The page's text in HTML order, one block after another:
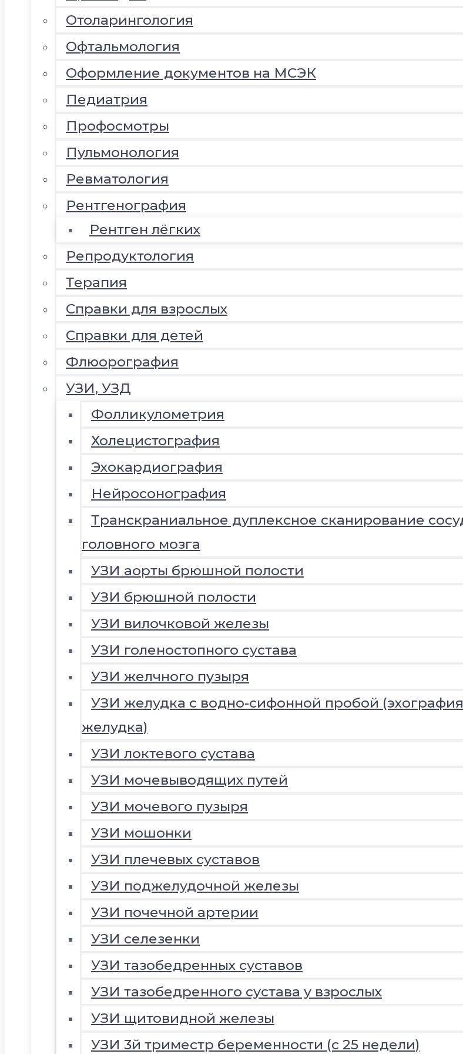
Отоларингология
Офтальмология
Оформление документов на МСЭК
Педиатрия
Профосмотры
Пульмонология
Ревматология
Рентгенография
Рентген лёгких
Репродуктология
Терапия
Справки для взрослых
Справки для детей
Флюорография
УЗИ, УЗД
Фолликулометрия
Холецистография
Эхокардиография
Нейросонография
Транскраниальное дуплексное сканирование
головного мозга
УЗИ аорты брюшной полости
УЗИ брюшной полости
УЗИ вилочковой железы
УЗИ голеностопного сустава
УЗИ желчного пузыря
УЗИ желудка с водно-сифонной пробой (эхография
желудка)
УЗИ локтевого сустава
УЗИ мочевыводящих путей
УЗИ мочевого пузыря
УЗИ мошонки
УЗИ плечевых суставов
УЗИ поджелудочной железы
УЗИ почечной артерии
УЗИ селезенки
УЗИ тазобедренных суставов
УЗИ тазобедренного сустава у взрослых
УЗИ щитовидной железы
УЗИ 3й триместр беременности (с 25 недели)